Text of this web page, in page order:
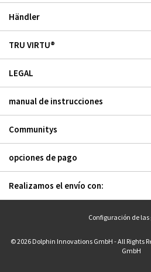
Händler
TRU VIRTU®
LEGAL
manual de instrucciones
Communitys
opciones de pago
Realizamos el envío con:
Configuración de
© 2026 Dolphin Innovations GmbH - All Rights
GmbH